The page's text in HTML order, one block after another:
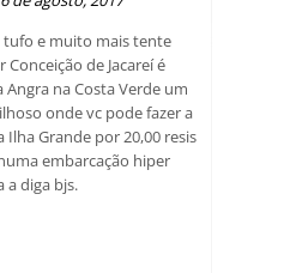
tufo e muito mais tente
Conceição de Jacareí é
na Costa Verde um
onde vc pode fazer a
Ilha Grande por 20,00 resis
embarcação hiper
a diga bjs.